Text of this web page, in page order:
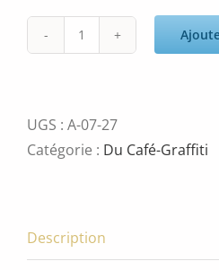
quantité
UGS : A-07-27
Catégorie : Du Café-Graffiti
Description